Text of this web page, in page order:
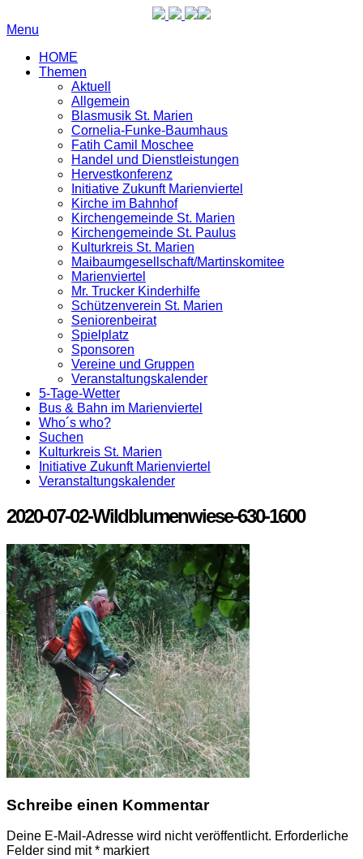
Menu
HOME
Themen
Aktuell
Allgemein
Blasmusik St. Marien
Cornelia-Funke-Baumhaus
Fatih Camil Moschee
Handel und Dienstleistungen
Hervestkonferenz
Initiative Zukunft Marienviertel
Kirche im Bahnhof
Kirchengemeinde St. Marien
Kirchengemeinde St. Paulus
Kulturkreis St. Marien
Maibaumgesellschaft/Martinskomitee
Marienviertel
Mr. Trucker Kinderhilfe
Schützenverein St. Marien
Seniorenbeirat
Spielplatz
Sponsoren
Vereine und Gruppen
Veranstaltungskalender
5-Tage-Wetter
Bus & Bahn im Marienviertel
Who´s who?
Suchen
Kulturkreis St. Marien
Initiative Zukunft Marienviertel
Veranstaltungskalender
2020-07-02-Wildblumenwiese-630-1600
Schreibe einen Kommentar
Deine E-Mail-Adresse wird nicht veröffentlicht. Erforderliche
Felder sind mit* markiert